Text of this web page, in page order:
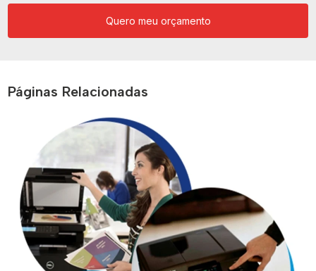
Quero meu orçamento
Páginas Relacionadas